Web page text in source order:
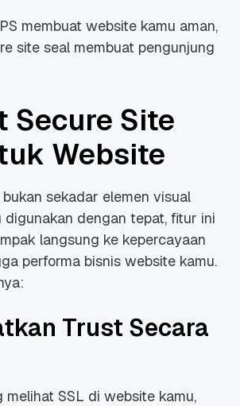
membuat website kamu aman,
site seal membuat pengunjung
Secure Site
Website
sekadar elemen visual
digunakan dengan tepat, fitur ini
langsung ke kepercayaan
performa bisnis website kamu.
Trust Secara
melihat SSL di website kamu,